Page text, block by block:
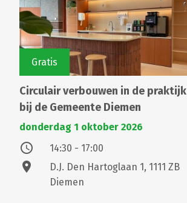
Gratis
Circulair verbouwen in de praktijk
bij de Gemeente Diemen
donderdag 1 oktober 2026
access_time 14:30 - 17:00
location_on
D.J. Den Hartoglaan 1, 1111 ZB
Diemen